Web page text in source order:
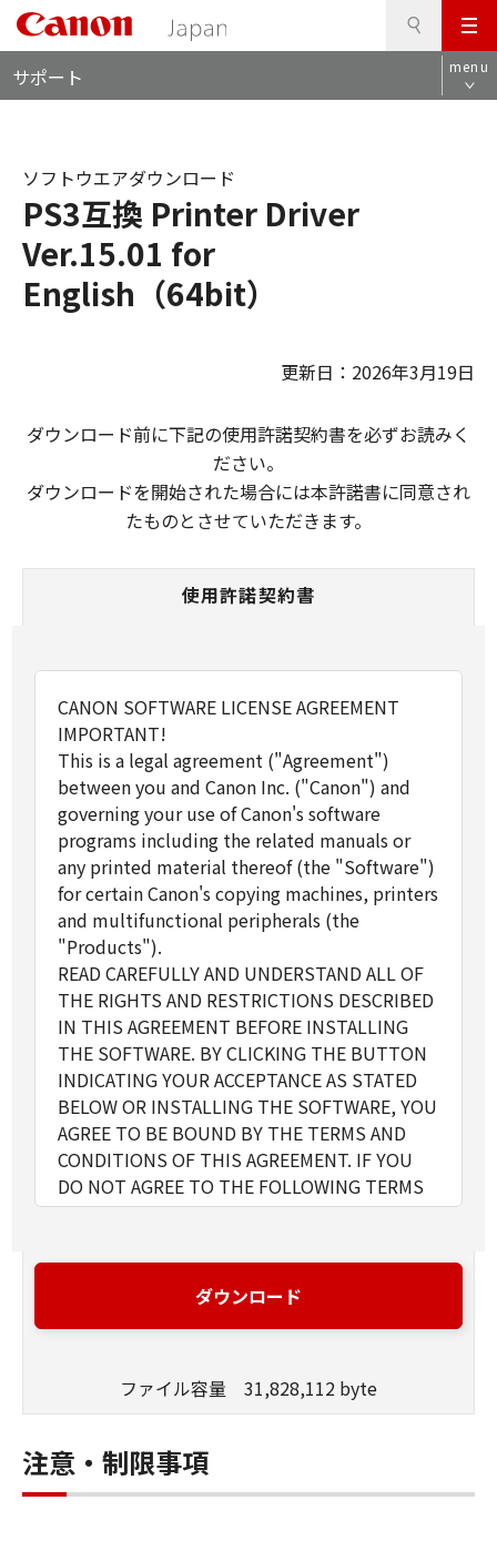
メ
ニ
ュ
サポート menu
PS3互換 Printer Driver
Ver.15.01 for
English（64bit）
ソフトウエアダウンロード
更新日：2026年3月19日
ダウンロード前に下記の使用許諾契約書を必ずお読みく
ださい。
ダウンロードを開始された場合には本許諾書に同意され
たものとさせていただきます。
使用許諾契約書
CANON SOFTWARE LICENSE AGREEMENT
IMPORTANT!
This is a legal agreement ("Agreement")
between you and Canon Inc. ("Canon") and
governing your use of Canon's software
programs including the related manuals or
any printed material thereof (the "Software")
for certain Canon's copying machines, printers
and multifunctional peripherals (the
"Products").
READ CAREFULLY AND UNDERSTAND ALL OF
THE RIGHTS AND RESTRICTIONS DESCRIBED
IN THIS AGREEMENT BEFORE INSTALLING
THE SOFTWARE. BY CLICKING THE BUTTON
INDICATING YOUR ACCEPTANCE AS STATED
BELOW OR INSTALLING THE SOFTWARE, YOU
AGREE TO BE BOUND BY THE TERMS AND
CONDITIONS OF THIS AGREEMENT. IF YOU
DO NOT AGREE TO THE FOLLOWING TERMS
AND CONDITIONS OF THIS AGREEMENT, DO
BE MADE BECAUSE THE SOFTWARE WAS
PROVIDED TO YOU AT NO CHARGE.
shall include storing, loading, installing,
Software solely for the use with Products
only on computers directly or via network
connected to the Products (the "Designated
ダウンロード
ファイル容量 31,828,112 byte
注意・制限事項